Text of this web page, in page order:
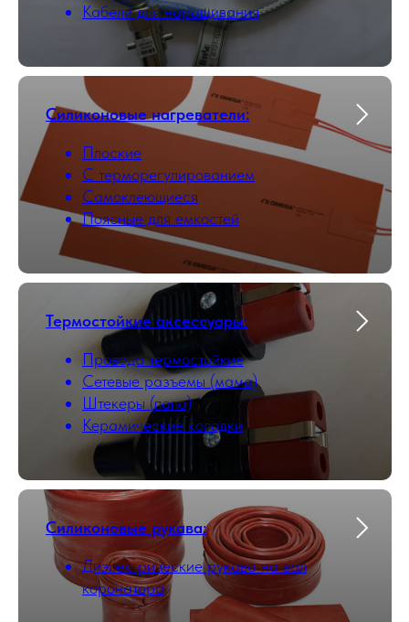
Кабели для наращивания
Силиконовые нагреватели:
Плоские
С терморегулированием
Самоклеющиеся
Поясные для емкостей
Термостойкие аксессуары:
Провода термостойкие
Сетевые разъемы (мама)
Штекеры (папа)
Керамические колодки
Силиконовые рукава:
Диэлектрические рукава на вал
коронатора